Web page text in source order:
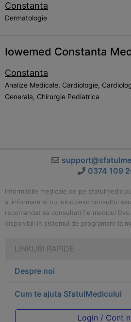
Constanta
Dermatologie
Iowemed Constanta
Constanta
Analize Medicale, Cardiologie,
Generala, Chirurgie Pediatrica
0374 109
Informatiile medicale de pe
si informare si nu inlocuiesc consultul
recomandat sa consultati fie medicul
disponibili in sistemul de programare la
LINKURI RAPIDE
Despre noi
Cum te ajuta SfatulMedicului
Login / Cont